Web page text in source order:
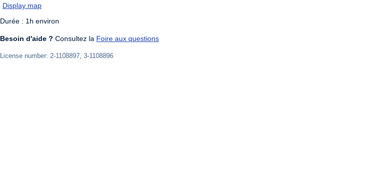
Display map
Durée : 1h environ
Besoin d'aide ? Consultez la Foire aux questions
License number: 2-1108897, 3-1108896